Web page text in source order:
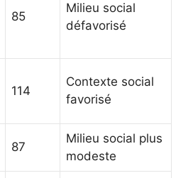
85
Milieu social
défavorisé
114
Contexte social
favorisé
87
Milieu social plus
modeste